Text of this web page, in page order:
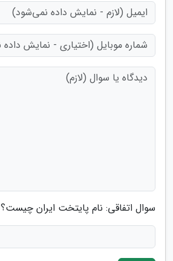
سوال اتفاقی: نام پایتخت ایران چیست؟